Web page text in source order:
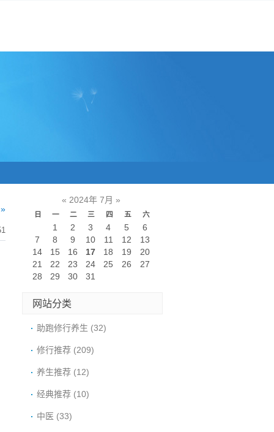
« 2024年 7月 »
日 一 二 三 四 五 六
1 2 3 4 5
6
7
8 9 10 11 12
13
14
15 16 17 18 19
20
21
22 23 24 25 26
27
28
29 30 31
网站分类
助跑修行养生 (32)
修行推荐 (209)
养生推荐 (12)
经典推荐 (10)
中医 (33)